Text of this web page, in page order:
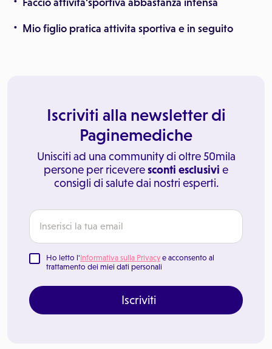
Faccio attivita'sportiva abbastanza intensa
Mio figlio pratica attivita sportiva e in seguito
Iscriviti alla newsletter di
Paginemediche
Unisciti ad una community di oltre 50mila
persone per riceveresconti esclusivi e
consigli di salute dai nostri esperti.
Ho letto l'Informativa sulla Privacy e acconsento al
trattamento dei miei dati personali
Iscriviti